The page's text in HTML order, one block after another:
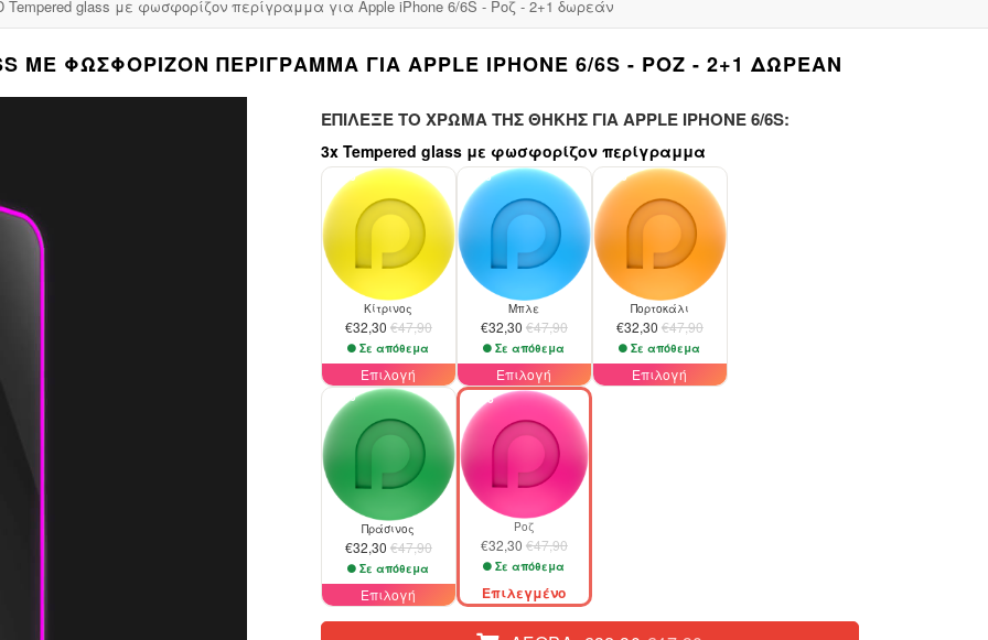
Tempered glass με φωσφορίζον περίγραμμα για Apple iPhone 6/6S - Ροζ - 2+1 δωρεάν
ΜΕ ΦΩΣΦΟΡΊΖΟΝ ΠΕΡΊΓΡΑΜΜΑ ΓΙΑ APPLE IPHONE 6/6S - ΡΟΖ - 2+1 ΔΩΡΕΆΝ
ΕΠΊΛΕΞΕ ΤΟ ΧΡΏΜΑ ΤΗΣ ΘΉΚΗΣ ΓΙΑ APPLE IPHONE 6/6S:
3x Tempered glass με φωσφορίζον περίγραμμα
-33%
Κίτρινος
€32,30 €47,90
Σε απόθεμα
Επιλογή
-33%
Μπλε
€32,30 €47,90
Σε απόθεμα
Επιλογή
-33%
Πορτοκάλι
€32,30 €47,90
Σε απόθεμα
Επιλογή
-33%
Πράσινος
€32,30 €47,90
Σε απόθεμα
Επιλογή
-33%
Ροζ
€32,30 €47,90
Σε απόθεμα
Επιλεγμένο